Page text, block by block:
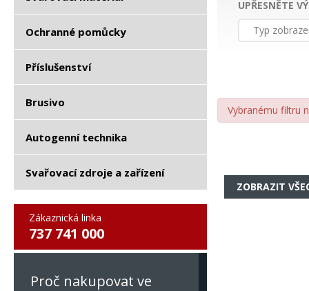
Ochranné pomůcky
Příslušenství
Brusivo
Autogenní technika
Svařovací zdroje a zařízení
Zákaznická linka
737 741 000
Proč nakupovat ve
UPŘESNĚTE
Typ
Vybranému filtru
ZOBRAZIT